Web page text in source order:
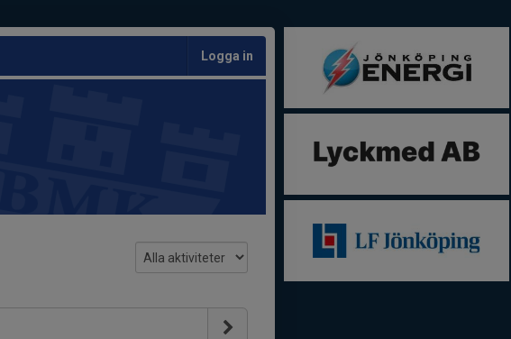
Logga in